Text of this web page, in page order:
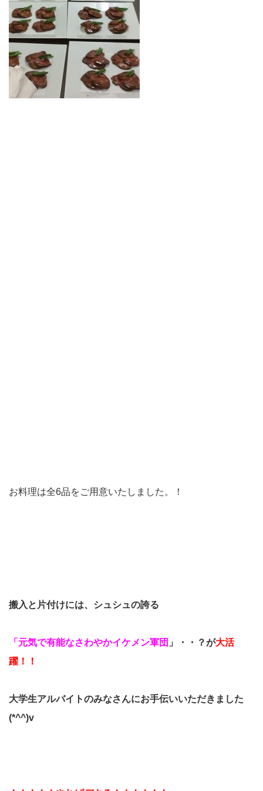
お料理は全6品をご用意いたしました。！
搬入と片付けには、シュシュの誇る
「元気で有能なさわやかイケメン軍団 」・・？が大活
躍！！
大学生アルバイトのみなさんにお手伝いいただきました
(*^^)v